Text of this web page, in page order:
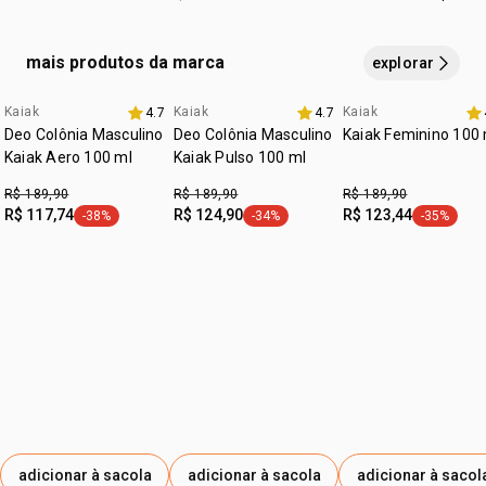
CITRATO DE TRIETILA, CAPRILILGLICOL,
HIDROXIACETOFENONA, EDETATO DISSÓDICO, LINALOL,
SALICILATO DE BENZILA, ACETATO DE TOCOFERILA,
LIMONENO, HEXIL CINAMAL, HIDROXICITRONELAL.
mais produtos da marca explorar
exclusivo aqui
Kaiak 4.7
Deo Colônia Masculino
Kaiak Aero 100 ml
R$ 189,90
R$ 117,74 etiqueta -38%
-38%
adicionar à sacola
Kaiak 4.7
Deo Colônia Masculino
Kaiak Pulso 100 ml
R$ 189,90
R$ 124,90 etiqueta -34%
-34%
adicionar à sacola
tempo limitado
Kaiak
Kaiak Feminino 100
R$ 189,90
R$ 123,44 etiqueta -
-35%
adicionar à